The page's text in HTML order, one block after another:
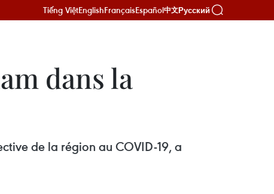
Tiếng ViệtEnglishFrançaisEspañol中文Русский
dans la
de la région au COVID-19, a